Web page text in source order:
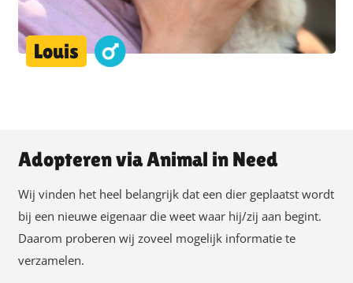
Louis
Adopteren via Animal in Need
Wij vinden het heel belangrijk dat een dier geplaatst wordt
bij een nieuwe eigenaar die weet waar hij/zij aan begint.
Daarom proberen wij zoveel mogelijk informatie te
verzamelen.